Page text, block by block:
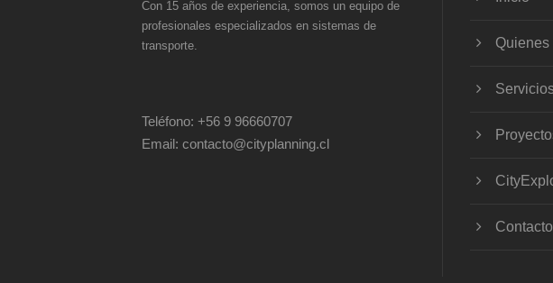
Con 15 años de experiencia, somos un equipo de
profesionales especializados en sistemas de
transporte.
Teléfono: +56 9 96660707
Email: contacto@cityplanning.cl
Quienes
Contacto